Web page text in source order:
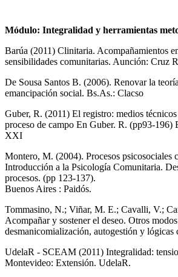
Módulo: Integralidad y herramientas
Barúa (2011) Clinitaria. Acompañamientos
sensibilidades comunitarias. Aunción: Cruz
De Sousa Santos B. (2006). Renovar la
emancipación social. Bs.As.: Clacso
Guber, R. (2011) El registro: medios
proceso de campo En Guber. R. (pp93-196)
XXI
Montero, M. (2004). Procesos psicosociales
Introducción a la Psicología Comunitaria.
procesos. (pp 123-137).
Buenos Aires : Paidós.
Tommasino, N.; Viñar, M. E.; Cavalli, V.;
Acompañar y sostener el deseo. Otros
desmanicomialización, autogestión y lógicas
UdelaR - SCEAM (2011) Integralidad:
Montevideo: Extensión. UdelaR.